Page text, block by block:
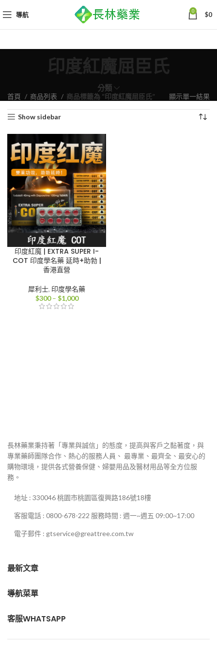
導航 0 $0
印度紅魔屈臣氏
分類
首頁 商品列表 商品標籤為 “印度紅魔屈臣氏” 顯示單一結果
Show sidebar
印度紅魔 | EXTRA SUPER I-
COT 印度學名藥 延時+助勃 |
香港直營
犀利士, 印度學名藥
$300 – $1,000價
長林藥業秉持著「專業與誠信」的態度，提高與客戶之黏著度，與
專業藥師團隊合作、熱心的服務人員、 最專業、最齊全、最安心的
購物環境，提供各式營養保健、婦嬰用品及醫材用品等全方位服
務。
地址 : 330046 桃園市桃園區復興路186號18樓
客服電話 : 0800-678-222 服務時間 : 週一~週五 09:00~17:00
電子郵件 : gtservice@greattree.com.tw
最新文章
導航菜單
客服WHATSAPP